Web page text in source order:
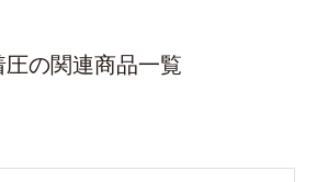
圧の関連商品一覧